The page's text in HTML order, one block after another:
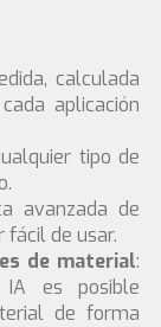
calculada
aplicación
tipo de
avanzada de
fácil de usar.
de material:
es posible
de forma